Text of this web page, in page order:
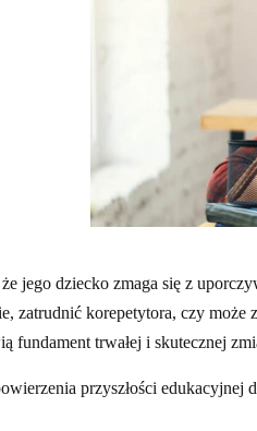
jego dziecko zmaga się z
zatrudnić korepetytora, czy
fundament trwałej i skutecznej
przyszłości edukacyjnej